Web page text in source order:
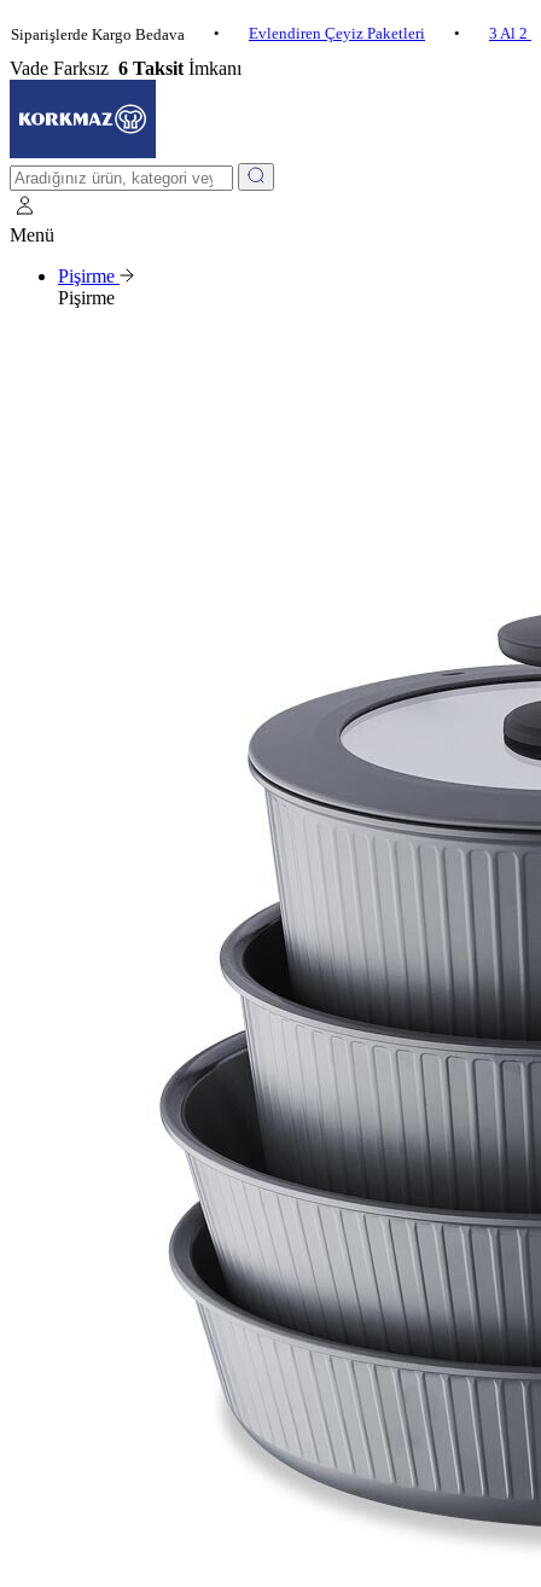
Kargo Bedava • Evlendiren Çeyiz Paketleri • 3 Al 2 Öde
Vade Farksız 6 Taksit İmkanı
Menü
Pişirme
Pişirme